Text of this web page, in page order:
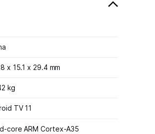
x 15.1 x 29.4 mm
kg
TV 11
core ARM Cortex-A35